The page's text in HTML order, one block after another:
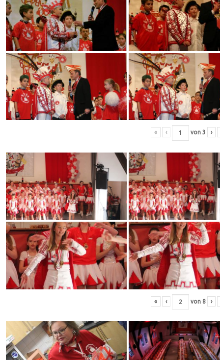
« ‹ von 3 ›
« ‹ von 8 ›